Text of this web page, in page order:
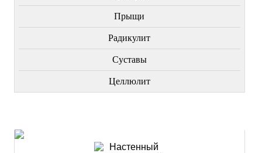
Прыщи
Радикулит
Суставы
Целлюлит